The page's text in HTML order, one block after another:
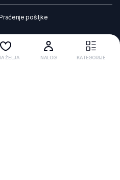
pošiljke
ŽELJA NALOG KATEGORIJE